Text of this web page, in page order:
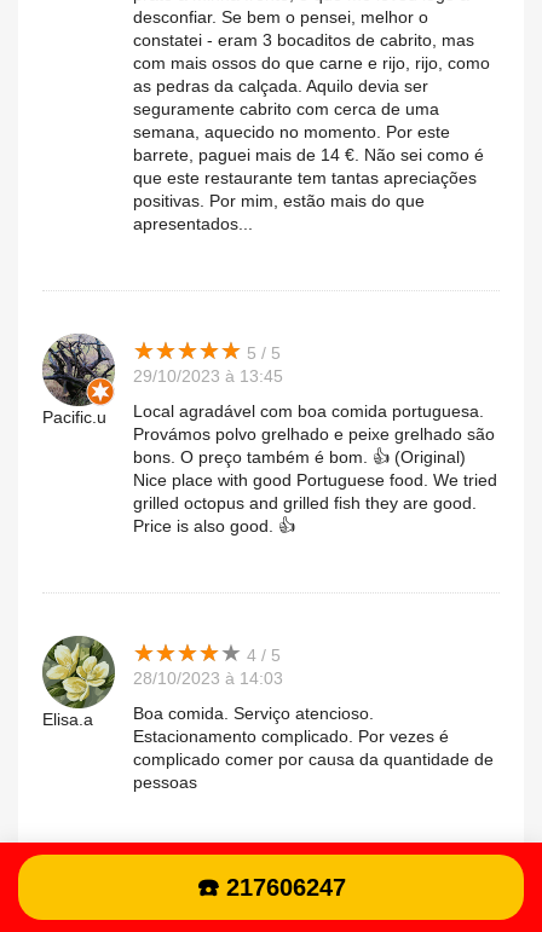
desconfiar. Se bem o pensei, melhor o
constatei - eram 3 bocaditos de cabrito, mas
com mais ossos do que carne e rijo, rijo, como
as pedras da calçada. Aquilo devia ser
seguramente cabrito com cerca de uma
semana, aquecido no momento. Por este
barrete, paguei mais de 14 €. Não sei como é
que este restaurante tem tantas apreciações
positivas. Por mim, estão mais do que
apresentados...
Pacific.u
★★★★★
★★★★★ 5 / 5
29/10/2023 à 13:45
Local agradável com boa comida portuguesa.
Provámos polvo grelhado e peixe grelhado são
bons. O preço também é bom. 👍 (Original)
Nice place with good Portuguese food. We tried
grilled octopus and grilled fish they are good.
Price is also good. 👍
Elisa.a
★★★★★
★★★★★ 4 / 5
28/10/2023 à 14:03
Boa comida. Serviço atencioso.
Estacionamento complicado. Por vezes é
complicado comer por causa da quantidade de
pessoas
☎️ 217606247